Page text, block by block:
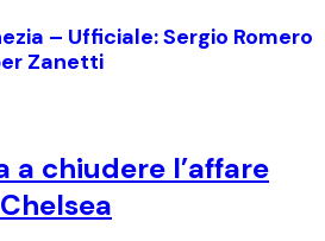
– Ufficiale: Sergio Romero
Zanetti
a chiudere l’affare